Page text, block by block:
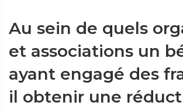
Au sein de quels
et associations un
ayant engagé des
il obtenir une